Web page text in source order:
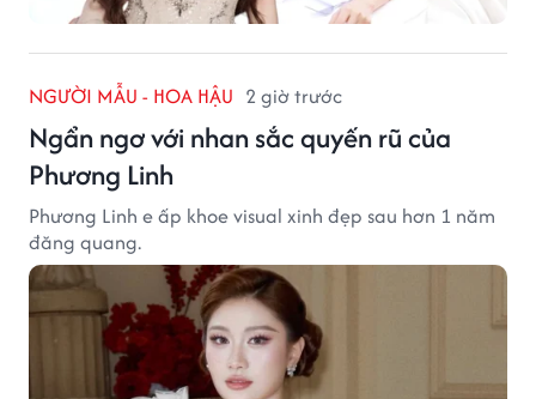
NGƯỜI MẪU - HOA HẬU 2 giờ trước
Ngẩn ngơ với nhan sắc quyến rũ của
Phương Linh
Phương Linh e ấp khoe visual xinh đẹp sau hơn 1 năm
đăng quang.